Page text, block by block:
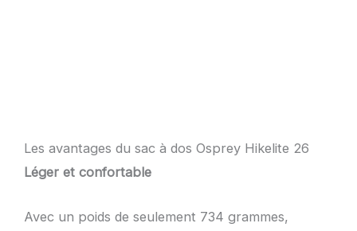
Les avantages du sac à dos Osprey Hikelite 26
Léger et confortable
Avec un poids de seulement 734 grammes,